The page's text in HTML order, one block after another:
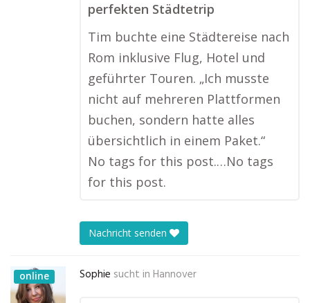
perfekten Städtetrip
Tim buchte eine Städtereise nach
Rom inklusive Flug, Hotel und
geführter Touren. „Ich musste
nicht auf mehreren Plattformen
buchen, sondern hatte alles
übersichtlich in einem Paket.“
No tags for this post.…No tags
for this post.
Nachricht senden
online Sophie sucht in Hannover